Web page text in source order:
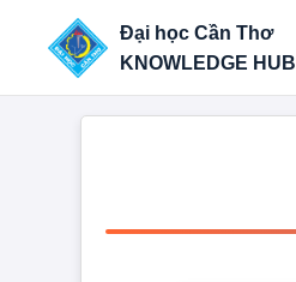
Đại học Cần Thơ
KNOWLEDGE HUB